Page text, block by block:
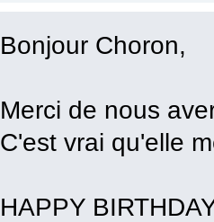
Bonjour Choron,
Merci de nous
C'est vrai qu'elle
HAPPY